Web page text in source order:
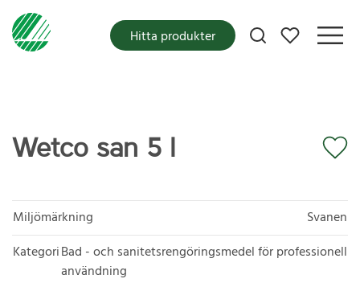
Mina favoriter
Hitta produkter
Wetco san 5 l
Miljömärkning
Svanen
KategoriBad - och sanitetsrengöringsmedel för professionell
användning